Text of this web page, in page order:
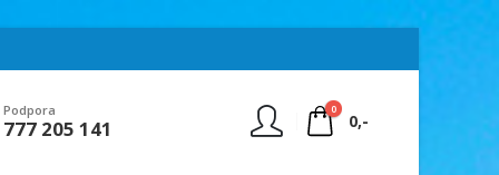
Podpora
777 205 141
0
0,-